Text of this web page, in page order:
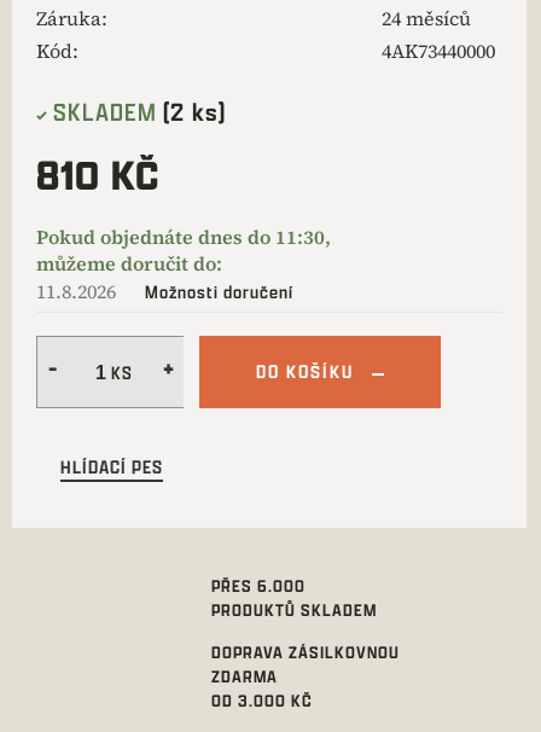
Záruka:
24 měsíců
Kód:
4AK73440000
SKLADEM (2 ks)
810 KČ
11.8.2026 Možnosti doručení
DO KOŠÍKU
HLÍDACÍ PES
PŘES 6.000
PRODUKTŮ SKLADEM
DOPRAVA ZÁSILKOVNOU
ZDARMA
OD 3.000 KČ